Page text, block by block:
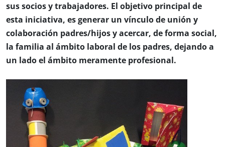
sus socios y trabajadores. El objetivo principal de
esta iniciativa, es generar un vínculo de unión y
colaboración padres/hijos y acercar, de forma social,
la familia al ámbito laboral de los padres, dejando a
un lado el ámbito meramente profesional.